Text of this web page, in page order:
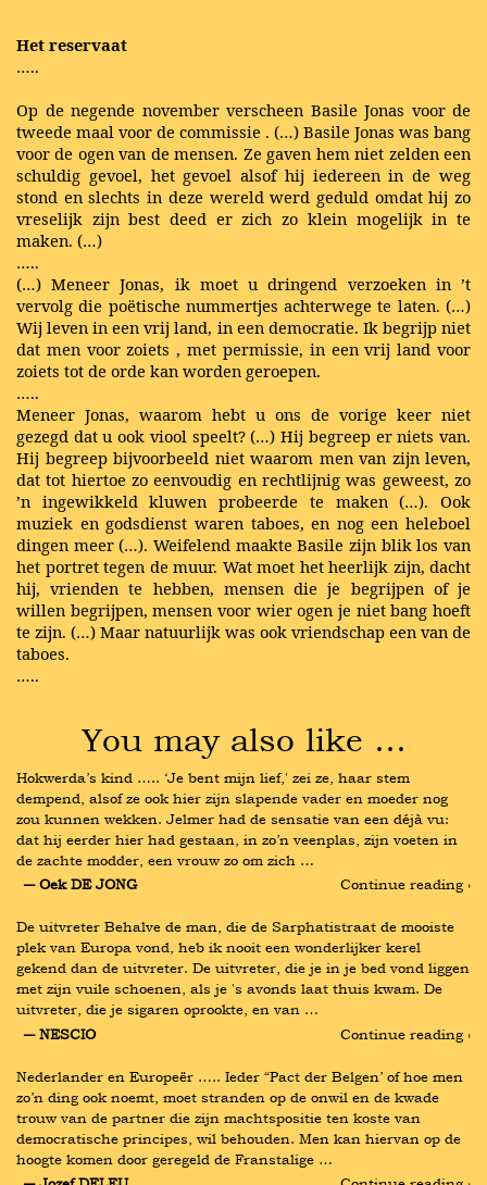
Het reservaat
…..
Op de negende november verscheen Basile Jonas voor de
tweede maal voor de commissie . (…) Basile Jonas was bang
voor de ogen van de mensen. Ze gaven hem niet zelden een
schuldig gevoel, het gevoel alsof hij iedereen in de weg
stond en slechts in deze wereld werd geduld omdat hij zo
vreselijk zijn best deed er zich zo klein mogelijk in te
maken. (…)
…..
(…)Meneer Jonas, ik moet u dringend verzoeken in ’t
vervolg die poëtische nummertjes achterwege te laten. (…)
Wij leven in een vrij land, in een democratie. Ik begrijp niet
dat men voor zoiets , met permissie, in een vrij land voor
zoiets tot de orde kan worden geroepen.
…..
Meneer Jonas, waarom hebt u ons de vorige keer niet
gezegd dat u ook viool speelt? (…) Hij begreep er niets van.
Hij begreep bijvoorbeeld niet waarom men van zijn leven,
dat tot hiertoe zo eenvoudig en rechtlijnig was geweest, zo
’n ingewikkeld kluwen probeerde te maken (…). Ook
muziek en godsdienst waren taboes, en nog een heleboel
dingen meer (…). Weifelend maakte Basile zijn blik los van
het portret tegen de muur. Wat moet het heerlijk zijn, dacht
hij, vrienden te hebben, mensen die je begrijpen of je
willen begrijpen, mensen voor wier ogen je niet bang hoeft
te zijn. (…) Maar natuurlijk was ook vriendschap een van de
taboes.
…..
You may also like …
Hokwerda’s kind ….. ‘Je bent mijn lief,' zei ze, haar stem
dempend, alsof ze ook hier zijn slapende vader en moeder nog
zou kunnen wekken. Jelmer had de sensatie van een déjà vu:
dat hij eerder hier had gestaan, in zo’n veenplas, zijn voeten in
de zachte modder, een vrouw zo om zich …
― Oek DE JONG
Continue reading ›
De uitvreter Behalve de man, die de Sarphatistraat de mooiste
plek van Europa vond, heb ik nooit een wonderlijker kerel
gekend dan de uitvreter. De uitvreter, die je in je bed vond liggen
met zijn vuile schoenen, als je 's avonds laat thuis kwam. De
uitvreter, die je sigaren oprookte, en van …
― NESCIO
Continue reading ›
Nederlander en Europeër ….. Ieder “Pact der Belgen’ of hoe men
zo’n ding ook noemt, moet stranden op de onwil en de kwade
trouw van de partner die zijn machtspositie ten koste van
democratische principes, wil behouden. Men kan hiervan op de
hoogte komen door geregeld de Franstalige …